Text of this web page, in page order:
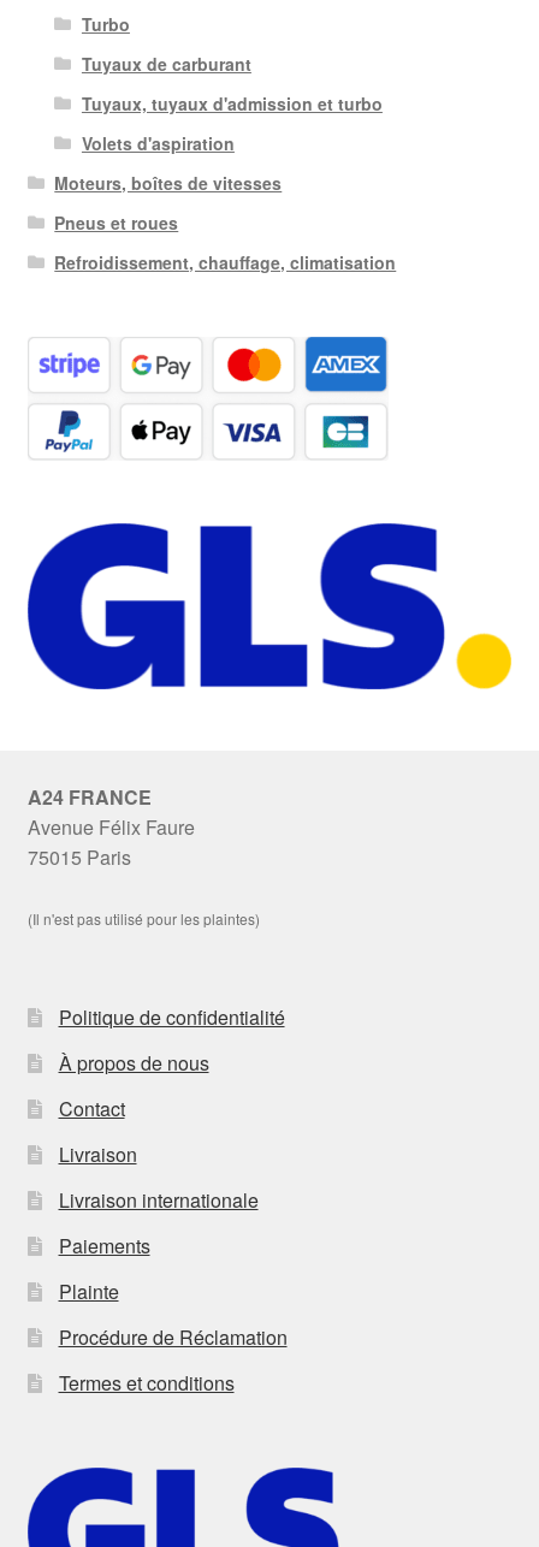
Turbo
Tuyaux de carburant
Tuyaux, tuyaux d'admission et turbo
Volets d'aspiration
Moteurs, boîtes de vitesses
Pneus et roues
Refroidissement, chauffage, climatisation
A24 FRANCE
Avenue Félix Faure
75015 Paris
(Il n'est pas utilisé pour les plaintes)
Politique de confidentialité
À propos de nous
Contact
Livraison
Livraison internationale
Paiements
Plainte
Procédure de Réclamation
Termes et conditions